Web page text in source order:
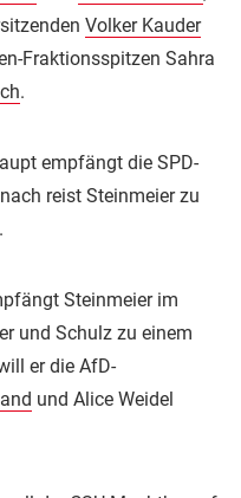
Volker Kauder
Fraktionsspitzen Sahra
.
empfängt die SPD-
reist Steinmeier zu
Steinmeier im
und Schulz zu einem
er die AfD-
und Alice Weidel